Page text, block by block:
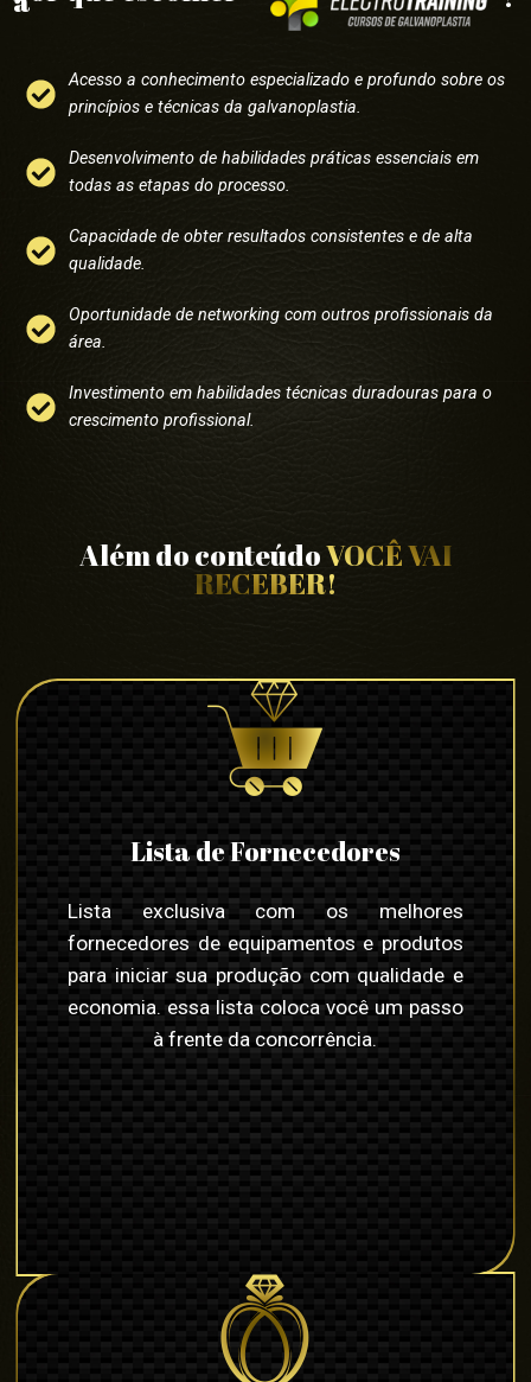
Acesso a conhecimento especializado e profundo sobre os
princípios e técnicas da galvanoplastia.
Desenvolvimento de habilidades práticas essenciais em
todas as etapas do processo.
Capacidade de obter resultados consistentes e de alta
qualidade.
Oportunidade de networking com outros profissionais da
área.
Investimento em habilidades técnicas duradouras para o
crescimento profissional.
Além do conteúdoVOCÊ VAI
RECEBER!
Lista de Fornecedores
Lista exclusiva com os melhores
fornecedores de equipamentos e produtos
para iniciar sua produção com qualidade e
economia. essa lista coloca você um passo
à frente da concorrência.